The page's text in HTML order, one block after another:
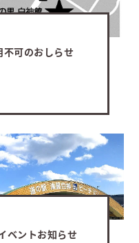
可のおしらせ
ベントお知らせ